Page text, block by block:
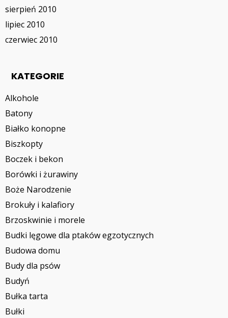
sierpień 2010
lipiec 2010
czerwiec 2010
KATEGORIE
Alkohole
Batony
Białko konopne
Biszkopty
Boczek i bekon
Borówki i żurawiny
Boże Narodzenie
Brokuły i kalafiory
Brzoskwinie i morele
Budki lęgowe dla ptaków egzotycznych
Budowa domu
Budy dla psów
Budyń
Bułka tarta
Bułki